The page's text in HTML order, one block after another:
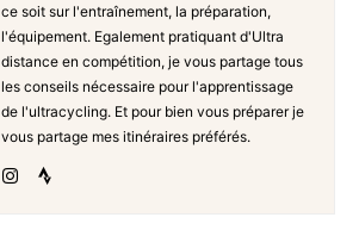
ce soit sur l'entraînement, la préparation,
l'équipement. Egalement pratiquant d'Ultra
distance en compétition, je vous partage tous
les conseils nécessaire pour l'apprentissage
de l'ultracycling. Et pour bien vous préparer je
vous partage mes itinéraires préférés.